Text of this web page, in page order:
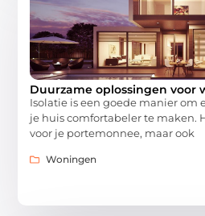
​​Duurzame oplossingen voor
Isolatie is een goede manier om
je huis comfortabeler te maken.
voor je portemonnee, maar ook
Woningen